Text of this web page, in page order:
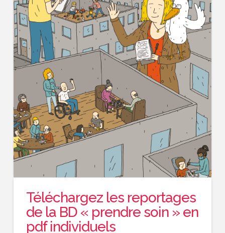
Téléchargez les reportages
de la BD « prendre soin » en
pdf individuels